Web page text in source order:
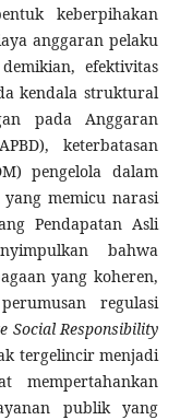
keberpihakan
anggaran pelaku
efektivitas
kendala struktural
pada Anggaran
keterbatasan
pengelola dalam
memicu narasi
Pendapatan Asli
bahwa
yang koheren,
regulasi
Social Responsibility
tergelincir menjadi
mempertahankan
publik yang